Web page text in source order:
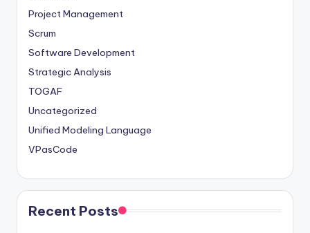
Project Management
Scrum
Software Development
Strategic Analysis
TOGAF
Uncategorized
Unified Modeling Language
VPasCode
Recent Posts